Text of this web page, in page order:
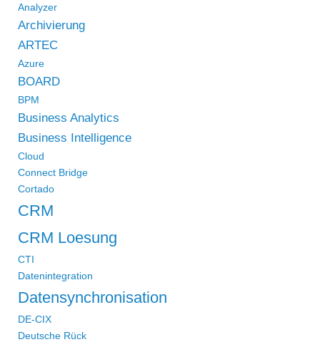
Analyzer
Archivierung
ARTEC
Azure
BOARD
BPM
Business Analytics
Business Intelligence
Cloud
Connect Bridge
Cortado
CRM
CRM Loesung
CTI
Datenintegration
Datensynchronisation
DE-CIX
Deutsche Rück